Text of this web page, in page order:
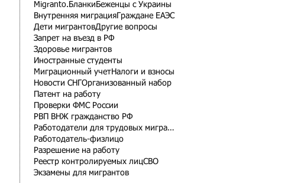
Migranto.Бланки Беженцы с Украины
Внутренняя миграция Граждане ЕАЭС
Дети мигрантовДругие вопросы
Запрет на въезд в РФ
Здоровье мигрантов
Иностранные студенты
Миграционный учетНалоги и взносы
Новости СНГ Организованный набор
Патент на работу
Проверки ФМС России
РВП ВНЖ гражданство РФ
Работодатели для трудовых мигрантов
Работодатель-физлицо
Разрешение на работу
Реестр контролируемых лицСВО
Экзамены для мигрантов